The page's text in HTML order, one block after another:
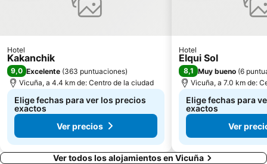
Hotel
Kakanchik
9,0 Excelente (363 puntuaciones)
Vicuña, a 4.4 km de: Centro de la ciudad
Elige fechas para ver los precios
exactos
Ver precios
Hotel
Elqui Sol
8,1 Muy bueno (6
Vicuña, a 7.0 km de:
Elige fechas para
exactos
Ver
Ver todos los alojamientos en Vicuña